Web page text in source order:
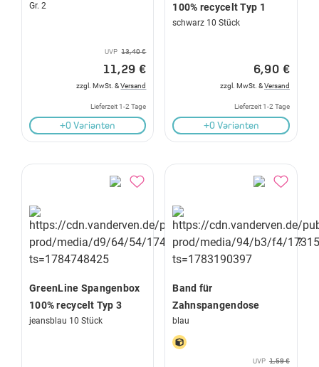
Gr. 2
UVP 13,40 €
11,29 €
zzgl. MwSt. &Versand
Lieferzeit 1-2 Tage
+0 Varianten
100% recycelt Typ 1
schwarz 10 Stück
6,90 €
zzgl. MwSt. &Versand
Lieferzeit 1-2 Tage
+0 Varianten
GreenLine Spangenbox
100% recycelt Typ 3
jeansblau 10 Stück
Band für
Zahnspangendose
blau
UVP 1,59 €